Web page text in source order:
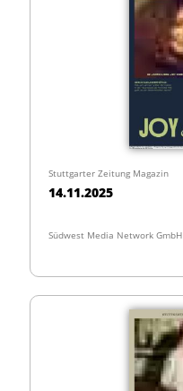
Stuttgarter Zeitung Magazin
14.11.2025
Südwest Media Network GmbH